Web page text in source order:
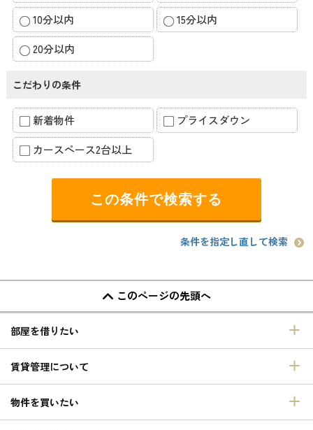
10分以内
15分以内
20分以内
こだわりの条件
新着物件
プライスダウン
カースペース2台以上
条件を指定し直して検索
このページの先頭へ
部屋を借りたい
賃貸管理について
物件を買いたい